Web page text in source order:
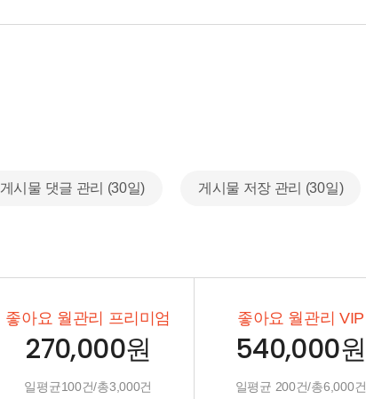
게시물 댓글 관리 (30일) 게시물 저장 관리 (30일)
좋아요 월관리 프리미엄
270,000원
일평균100건/총3,000건
좋아요 월관리 VIP
540,000원
일평균 200건/총6,000건